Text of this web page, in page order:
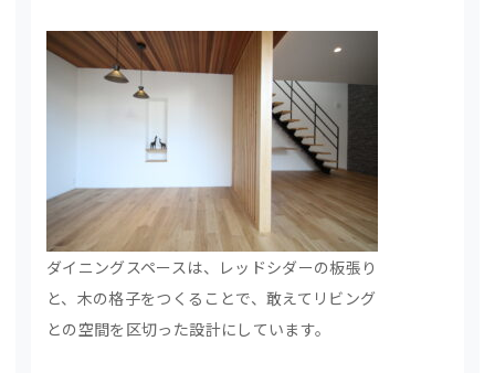
ダイニングスペースは、レッドシダーの板張り
と、木の格子をつくることで、敢えてリビング
との空間を区切った設計にしています。